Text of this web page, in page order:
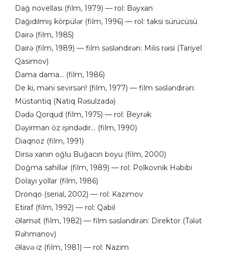
Dağ novellası (film, 1979) — rol: Bəyxan
Dağıdılmış körpülər (film, 1996) — rol: taksi sürücüsü
Dairə (film, 1985)
Dairə (film, 1989) — film səsləndirən: Milis rəisi (Tariyel
Qasımov)
Dama dama... (film, 1986)
De ki, məni sevirsən! (film, 1977) — film səsləndirən:
Müstəntiq (Natiq Rəsulzadə)
Dədə Qorqud (film, 1975) — rol: Beyrək
Dəyirman öz işindədir... (film, 1990)
Diaqnoz (film, 1991)
Dirsə xanın oğlu Buğacın boyu (film, 2000)
Doğma sahillər (film, 1989) — rol: Polkovnik Həbibi
Dolayı yollar (film, 1986)
Dronqo (serial, 2002) — rol: Kazımov
Etiraf (film, 1992) — rol: Qabil
Əlamət (film, 1982) — film səsləndirən: Direktor (Tələt
Rəhmanov)
Əlavə iz (film, 1981) — rol: Nazim